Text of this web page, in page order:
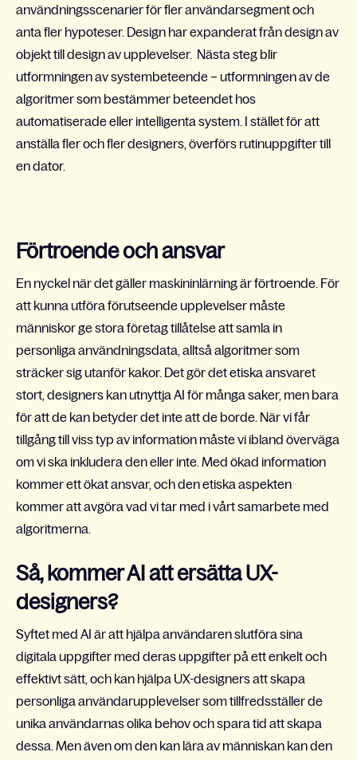
användningsscenarier för fler användarsegment och
anta fler hypoteser. Design har expanderat från design av
objekt till design av upplevelser. Nästa steg blir
utformningen av systembeteende – utformningen av de
algoritmer som bestämmer beteendet hos
automatiserade eller intelligenta system. I stället för att
anställa fler och fler designers, överförs rutinuppgifter till
en dator.
Förtroende och ansvar
En nyckel när det gäller maskininlärning är förtroende. För
att kunna utföra förutseende upplevelser måste
människor ge stora företag tillåtelse att samla in
personliga användningsdata, alltså algoritmer som
sträcker sig utanför kakor. Det gör det etiska ansvaret
stort, designers kan utnyttja AI för många saker, men bara
för att de kan betyder det inte att de borde. När vi får
tillgång till viss typ av information måste vi ibland överväga
om vi ska inkludera den eller inte. Med ökad information
kommer ett ökat ansvar, och den etiska aspekten
kommer att avgöra vad vi tar med i vårt samarbete med
algoritmerna.
Så, kommer AI att ersätta UX-
designers?
Syftet med AI är att hjälpa användaren slutföra sina
digitala uppgifter med deras uppgifter på ett enkelt och
effektivt sätt, och kan hjälpa UX-designers att skapa
personliga användarupplevelser som tillfredsställer de
unika användarnas olika behov och spara tid att skapa
dessa. Men även om den kan lära av människan kan den